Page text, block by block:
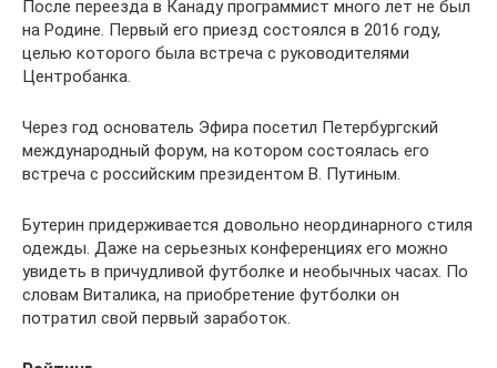
После переезда в Канаду программист много лет не был
на Родине. Первый его приезд состоялся в 2016 году,
целью которого была встреча с руководителями
Центробанка.
Через год основатель Эфира посетил Петербургский
международный форум, на котором состоялась его
встреча с российским президентом В. Путиным.
Бутерин придерживается довольно неординарного стиля
одежды. Даже на серьезных конференциях его можно
увидеть в причудливой футболке и необычных часах. По
словам Виталика, на приобретение футболки он
потратил свой первый заработок.